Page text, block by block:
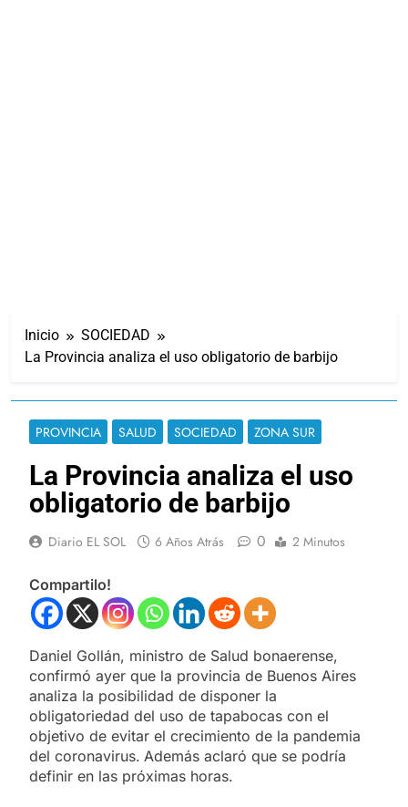
Inicio
SOCIEDAD
La Provincia analiza el uso obligatorio de barbijo
PROVINCIA SALUD SOCIEDAD ZONA SUR
La Provincia analiza el uso
obligatorio de barbijo
Diario EL SOL 6 Años Atrás 0 2 Minutos
Compartilo!
Daniel Gollán, ministro de Salud bonaerense,
confirmó ayer que la provincia de Buenos Aires
analiza la posibilidad de disponer la
obligatoriedad del uso de tapabocas con el
objetivo de evitar el crecimiento de la pandemia
del coronavirus. Además aclaró que se podría
definir en las próximas horas.